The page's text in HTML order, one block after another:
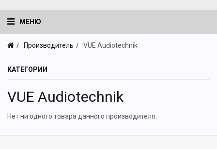
МЕНЮ
Производитель VUE Audiotechnik
КАТЕГОРИИ
VUE Audiotechnik
Нет ни одного товара данного производителя.